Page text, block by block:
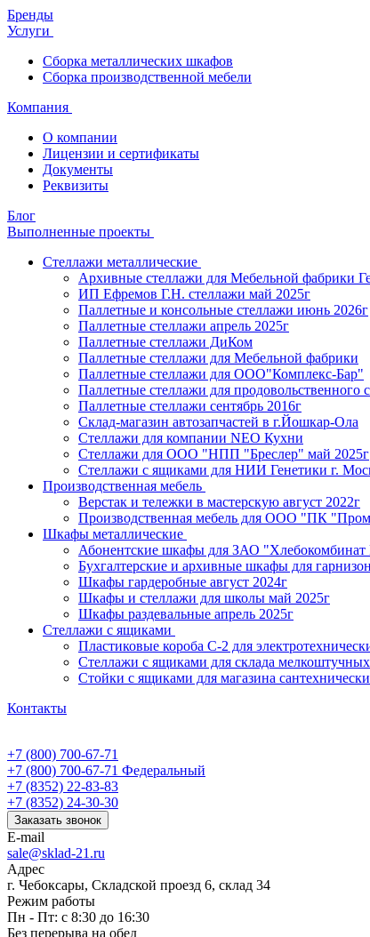
Бренды
Услуги
Сборка металлических шкафов
Сборка производственной мебели
Компания
О компании
Лицензии и сертификаты
Документы
Реквизиты
Блог
Выполненные проекты
Стеллажи металлические
Архивные стеллажи для Мебельной фабрики
ИП Ефремов Г.Н. стеллажи май 2025г
Паллетные и консольные стеллажи июнь 2026г
Паллетные стеллажи апрель 2025г
Паллетные стеллажи ДиКом
Паллетные стеллажи для Мебельной фабрики
Паллетные стеллажи для ООО"Комплекс-Бар"
Паллетные стеллажи для продовольственного
Паллетные стеллажи сентябрь 2016г
Склад-магазин автозапчастей в г.Йошкар-Ола
Стеллажи для компании NEO Кухни
Стеллажи для ООО "НПП "Бреслер" май 2025г
Стеллажи с ящиками для НИИ Генетики г.
Производственная мебель
Верстак и тележки в мастерскую август 2022г
Производственная мебель для ООО "ПК
Шкафы металлические
Абонентские шкафы для ЗАО "Хлебокомбинат
Бухгалтерские и архивные шкафы для
Шкафы гардеробные август 2024г
Шкафы и стеллажи для школы май 2025г
Шкафы раздевальные апрель 2025г
Стеллажи с ящиками
Пластиковые короба С-2 для
Стеллажи с ящиками для склада
Стойки с ящиками для магазина
Контакты
+7 (800) 700-67-71
+7 (800) 700-67-71 Федеральный
+7 (8352) 22-83-83
+7 (8352) 24-30-30
Заказать звонок
E-mail
sale@sklad-21.ru
Адрес
г. Чебоксары, Складской проезд 6, склад 34
Режим работы
Пн - Пт: с 8:30 до 16:30
Без перерыва на обед